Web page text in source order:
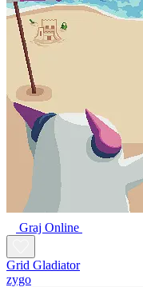
Graj Online
Grid Gladiator
zygo